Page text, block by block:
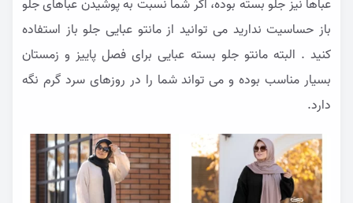
عباها نیز جلو بسته بوده، اگر شما نسبت به پوشیدن عباهای جلو
باز حساسیت ندارید می توانید از مانتو عبایی جلو باز استفاده
کنید . البته مانتو جلو بسته عبایی برای فصل پاییز و زمستان
بسیار مناسب بوده و می تواند شما را در روزهای سرد گرم نگه
دارد.